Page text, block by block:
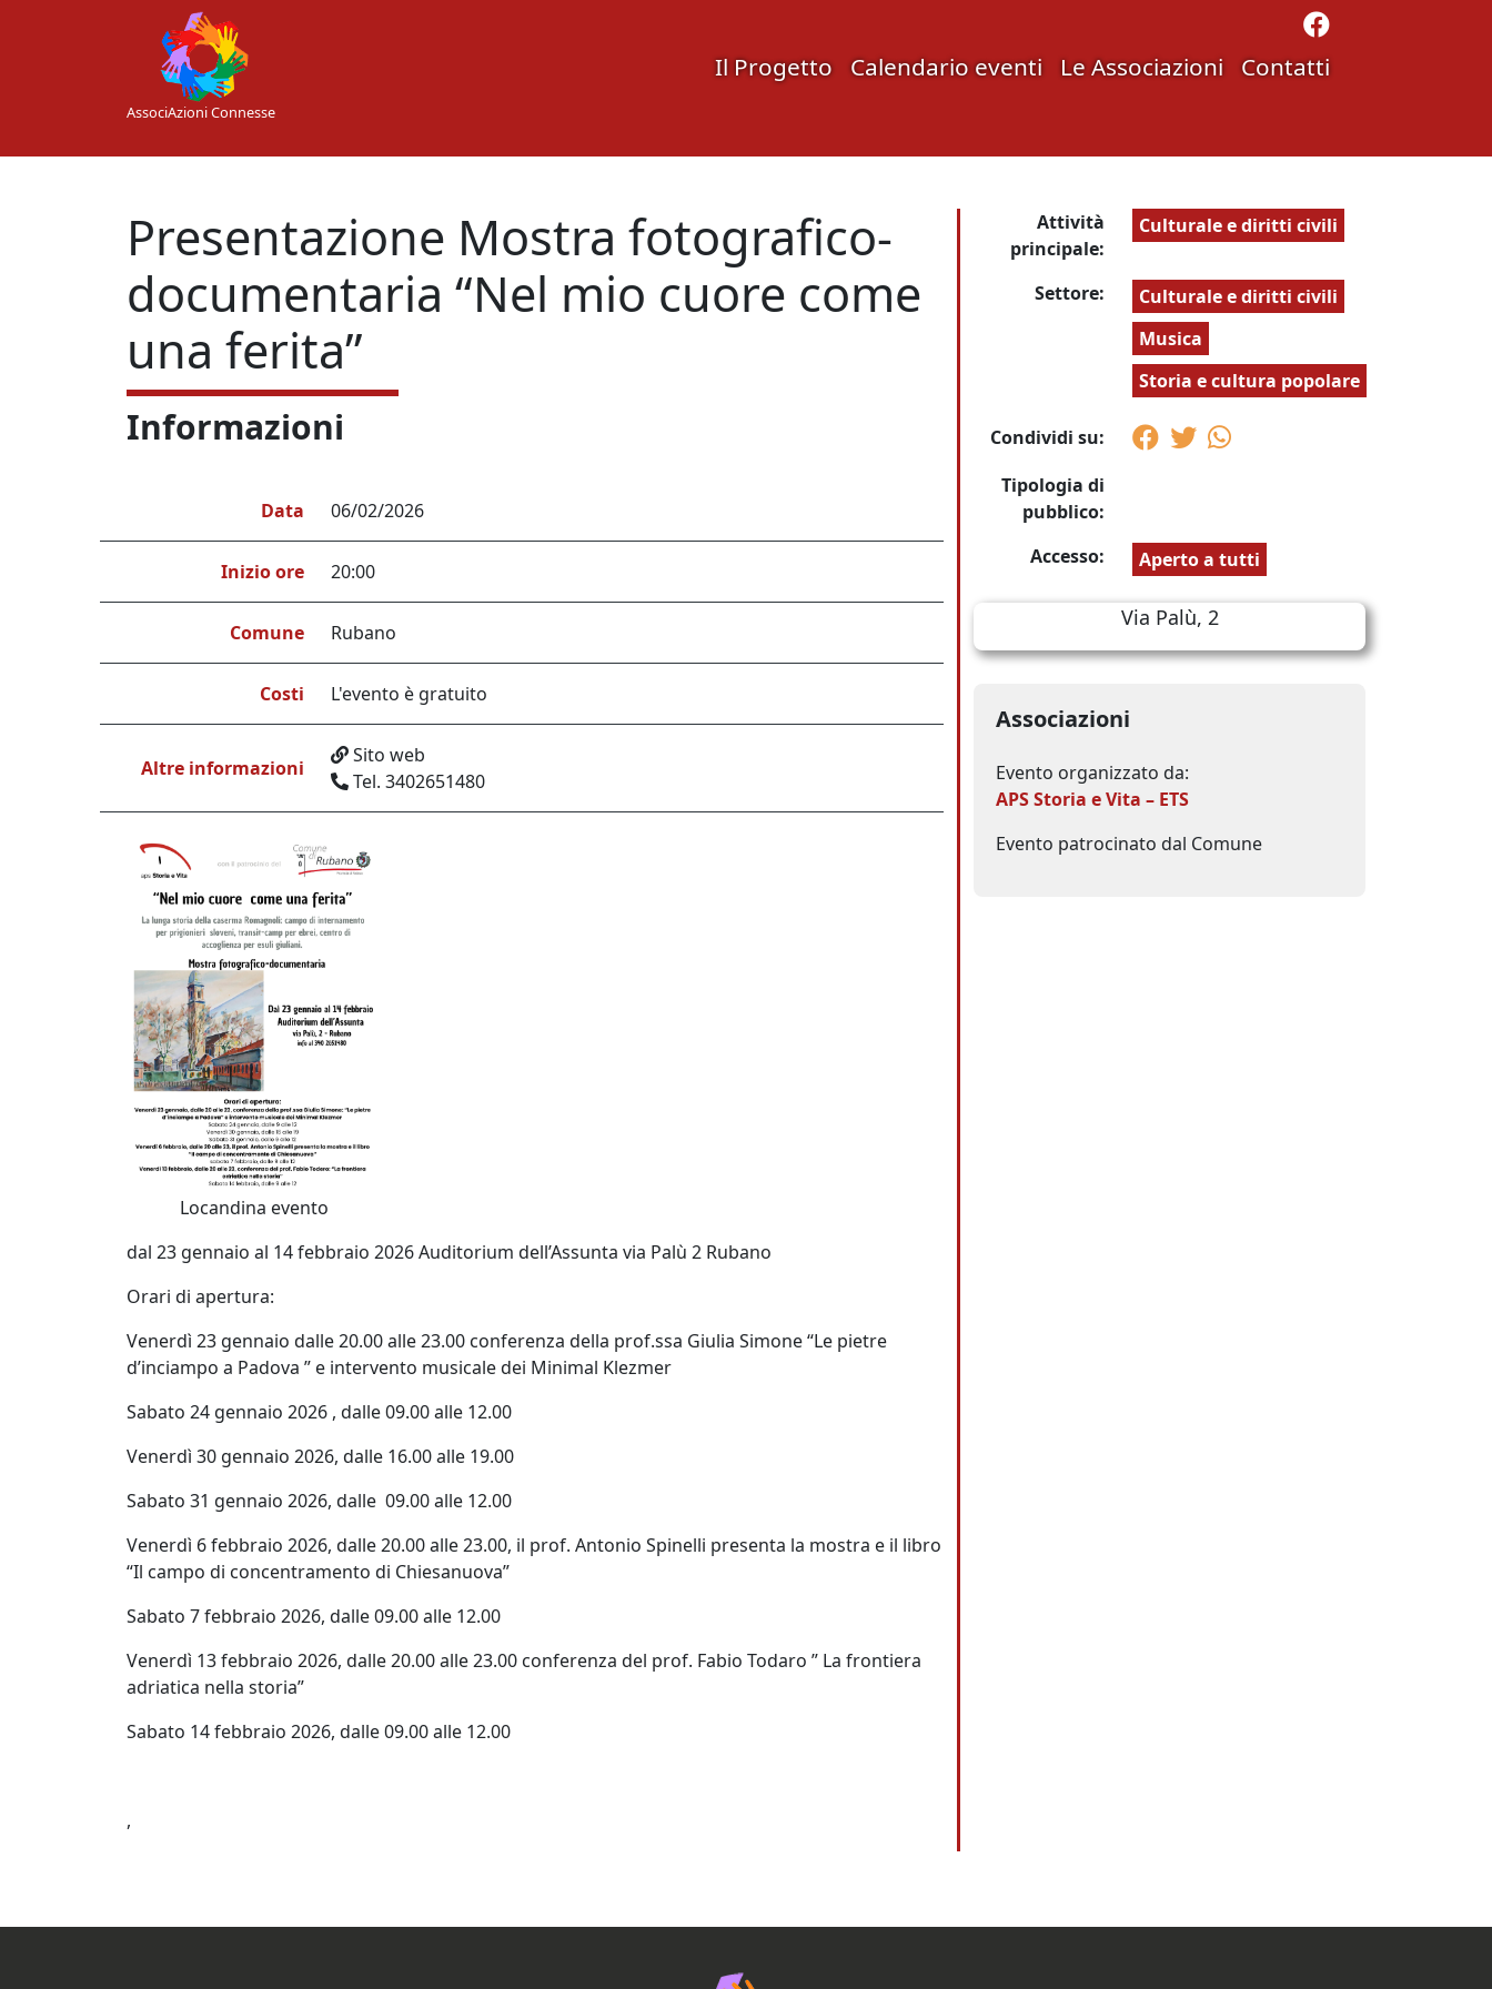
AssociAzioni Connesse
Il Progetto Calendario eventi Le Associazioni Contatti
Presentazione Mostra fotografico-
documentaria “Nel mio cuore come
una ferita”
Informazioni
Data 06/02/2026
Inizio ore 20:00
Comune Rubano
Costi L'evento è gratuito
Altre informazioni
Sito web
Tel. 3402651480
Locandina evento
dal 23 gennaio al 14 febbraio 2026Auditorium dell’Assunta via Palù 2 Rubano
Orari di apertura:
Venerdì 23 gennaio dalle 20.00 alle 23.00 conferenza della prof.ssa Giulia Simone “Le pietre
d’inciampo a Padova ” e intervento musicale dei Minimal Klezmer
Sabato 24 gennaio 2026 , dalle 09.00 alle 12.00
Venerdì 30 gennaio 2026, dalle 16.00 alle 19.00
Sabato 31 gennaio 2026, dalle 09.00 alle 12.00
Venerdì 6 febbraio 2026, dalle 20.00 alle 23.00, il prof. Antonio Spinelli presenta la mostra e il libro
“Il campo di concentramento di Chiesanuova”
Sabato 7 febbraio 2026, dalle 09.00 alle 12.00
Venerdì 13 febbraio 2026, dalle 20.00 alle 23.00 conferenza del prof. Fabio Todaro ” La frontiera
adriatica nella storia”
Sabato 14 febbraio 2026, dalle 09.00 alle 12.00
,
Attività
principale:
Culturale e diritti civili
Settore:
Culturale e diritti civili
Musica
Storia e cultura popolare
Condividi su:
Tipologia di
pubblico:
Accesso:
Aperto a tutti
Via Palù, 2
Associazioni
Evento organizzato da:
APS Storia e Vita – ETS
Evento patrocinato dal Comune